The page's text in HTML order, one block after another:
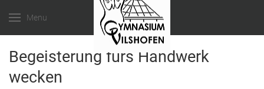
Menu
Begeisterung fürs Handwerk
wecken